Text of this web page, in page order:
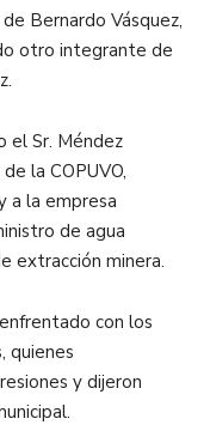
Bernardo Vásquez,
otro integrante de
el Sr. Méndez
la COPUVO,
a la empresa
de agua
extracción minera.
con los
quienes
y dijeron